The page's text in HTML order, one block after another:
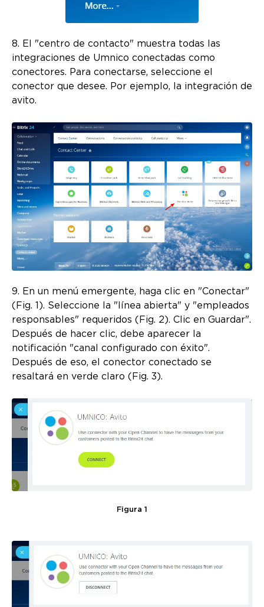
8. El "centro de contacto" muestra todas las
integraciones de Umnico conectadas como
conectores. Para conectarse, seleccione el
conector que desee. Por ejemplo, la integración de
avito.
9. En un menú emergente, haga clic en "Conectar"
(Fig. 1). Seleccione la "línea abierta" y "empleados
responsables" requeridos (Fig. 2). Clic en Guardar".
Después de hacer clic, debe aparecer la
notificación "canal configurado con éxito".
Después de eso, el conector conectado se
resaltará en verde claro (Fig. 3).
Figura 1